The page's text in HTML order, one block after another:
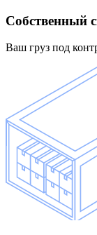
Собственный
Ваш груз под